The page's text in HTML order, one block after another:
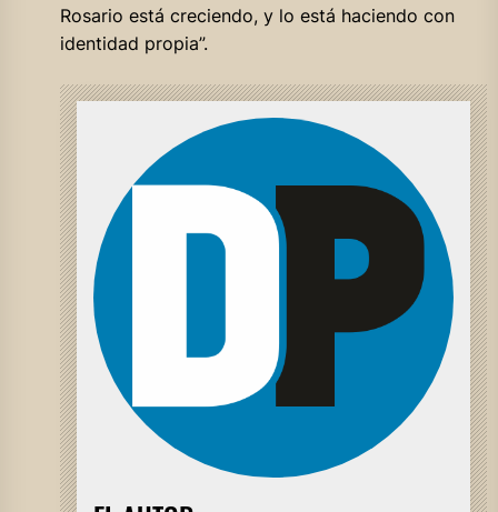
Rosario está creciendo, y lo está haciendo con
identidad propia”.